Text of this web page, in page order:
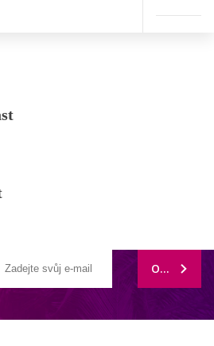
ODEBÍRAT